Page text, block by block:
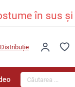
primești o
Distribuție
Căutarea...